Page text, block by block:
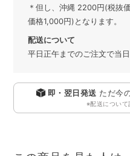
＊但し、沖縄 2200円(税抜
価格1,000円)となります。
配送について
平日正午までのご注文で当日
即・翌日発送 ただ今
※配送について